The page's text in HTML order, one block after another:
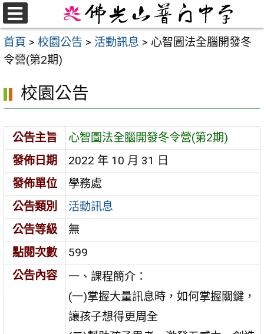
跳
至
主
要
首頁 > 校園公告 > 活動訊息 > 心智圖法全腦開發冬
令營(第2期)
校園公告
公告主旨
心智圖法全腦開發冬令營(第2期)
發佈日期
2022 年 10 月 31 日
發佈單位
學務處
公告類別
活動訊息
公告等級
無
點閱次數
599
公告內容
一、課程簡介：
(一)掌握大量訊息時，如何掌握關鍵，
讓孩子想得更周全
選
單